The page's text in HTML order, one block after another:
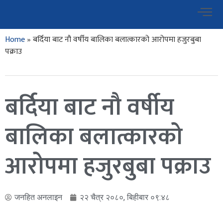
Home»बर्दिया बाट नौ वर्षीय बालिका बलात्कारको आरोपमा हजुरबुबा
पक्राउ
बर्दिया बाट नौ वर्षीय
बालिका बलात्कारको
आरोपमा हजुरबुबा पक्राउ
जनहित अनलाइन
२२ चैत्र २०८०, बिहीबार ०९:४८